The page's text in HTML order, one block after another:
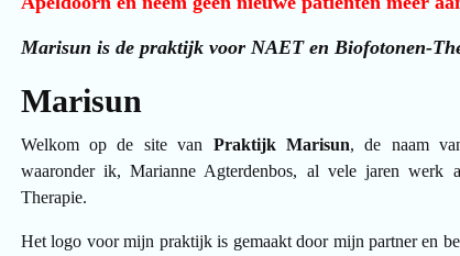
Marisun is de praktijk voor NAET en Biofotonen-
Marisun
Welkom op de site van Praktijk Marisun, de naam
waaronder ik, Marianne Agterdenbos, al vele jaren werk
Therapie.
Het logo voor mijn praktijk is gemaakt door mijn partner en